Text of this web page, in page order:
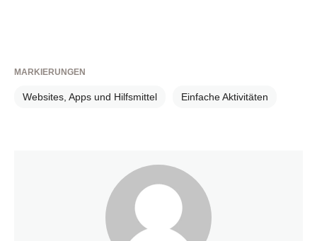
MARKIERUNGEN
Websites, Apps und Hilfsmittel Einfache Aktivitäten